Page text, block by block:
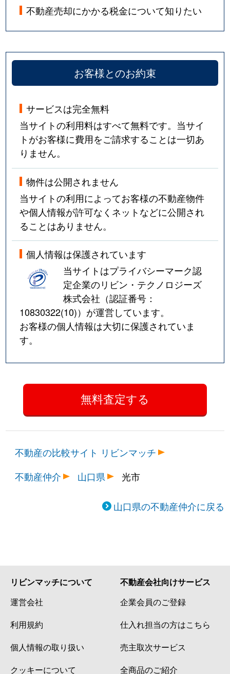
不動産売却にかかる税金について知りたい
お客様とのお約束
サービスは完全無料
当サイトの利用料はすべて無料です。当サイ
トがお客様に費用をご請求することは一切あ
りません。
物件は公開されません
当サイトの利用によってお客様の不動産物件
や個人情報が許可なくネットなどに公開され
ることはありません。
個人情報は保護されています
当サイトはプライバシーマーク認
定企業のリビン・テクノロジーズ
株式会社（認証番号：
10830322(10)）が運営しています。
お客様の個人情報は大切に保護されていま
す。
不動産の比較サイト リビンマッチ
不動産仲介
山口県 光市
山口県の不動産仲介に戻る
リビンマッチについて
運営会社
利用規約
個人情報の取り扱い
クッキーについて
不動産会社向けサービス
企業会員のご登録
仕入れ担当の方はこちら
売主取次サービス
全商品のご紹介